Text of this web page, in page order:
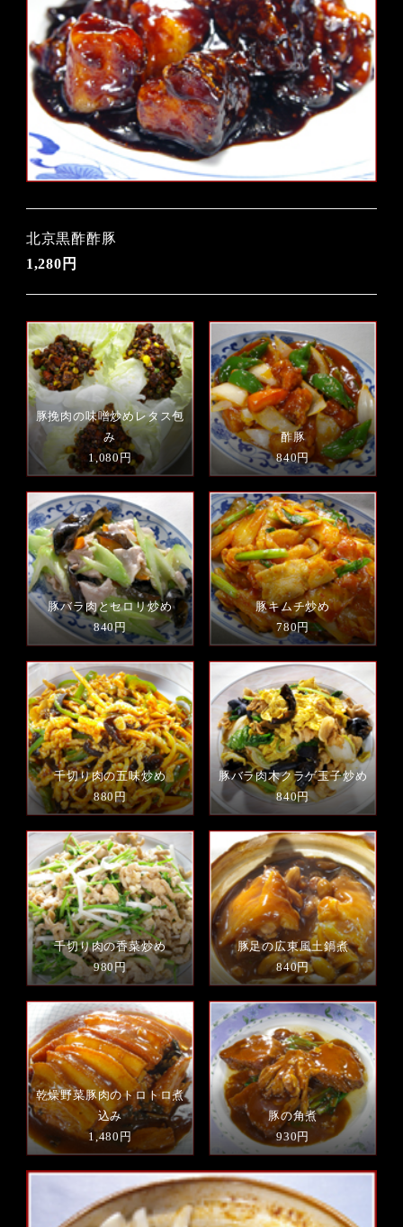
北京黒酢酢豚
1,280円
豚挽肉の味噌炒めレタス包
み
1,080円
酢豚
840円
豚バラ肉とセロリ炒め
840円
豚キムチ炒め
780円
千切り肉の五味炒め
880円
豚バラ肉木クラゲ玉子炒め
840円
千切り肉の香菜炒め
980円
豚足の広東風土鍋煮
840円
乾燥野菜豚肉のトロトロ煮
込み
1,480円
豚の角煮
930円